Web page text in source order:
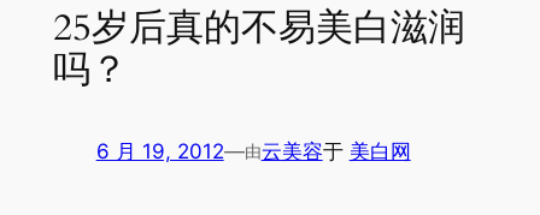
25岁后真的不易美白滋润
吗？
6 月 19, 2012—由云美容于 美白网